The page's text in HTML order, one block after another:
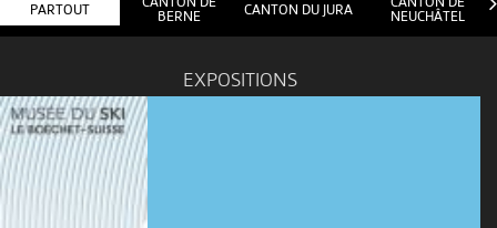
PARTOUT
BERNE
CANTON DU JURA
NEUCHÂTEL
EXPOSITIONS